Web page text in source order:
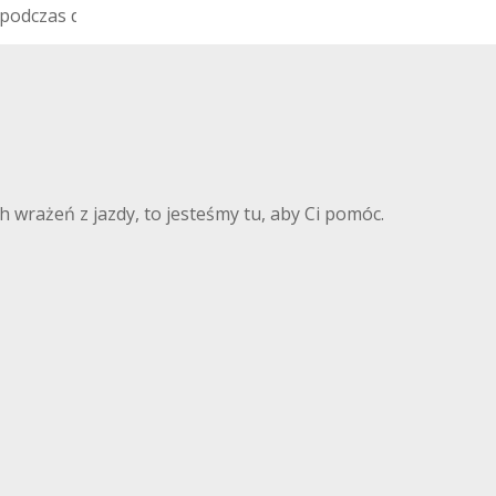
podczas d
z jazdy, to jesteśmy tu, aby Ci pomóc.